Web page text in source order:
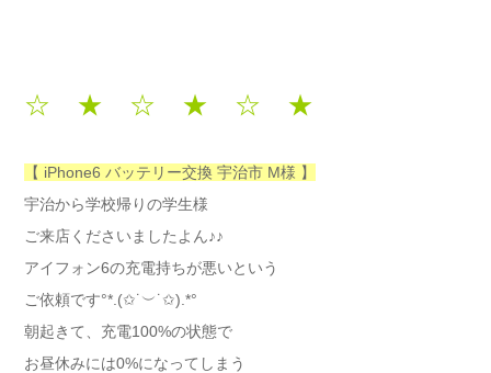
☆ ★ ☆ ★ ☆ ★
【 iPhone6 バッテリー交換 宇治市 M様 】
宇治から学校帰りの学生様
ご来店くださいましたよん♪♪
アイフォン6の充電持ちが悪いという
ご依頼です°*.(✩˙︶˙✩).*°
朝起きて、充電100%の状態で
お昼休みには0%になってしまう